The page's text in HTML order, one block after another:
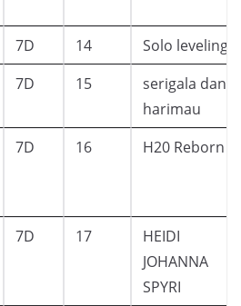
7D 14
Solo leveling
7D 15
serigala dan
harimau
7D 16 H20 Reborn
7D 17
HEIDI
JOHANNA
SPYRI